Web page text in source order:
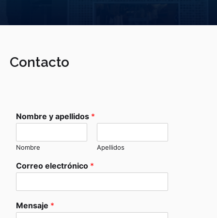
Contacto
Nombre y apellidos *
Nombre Apellidos
Correo electrónico *
Mensaje *